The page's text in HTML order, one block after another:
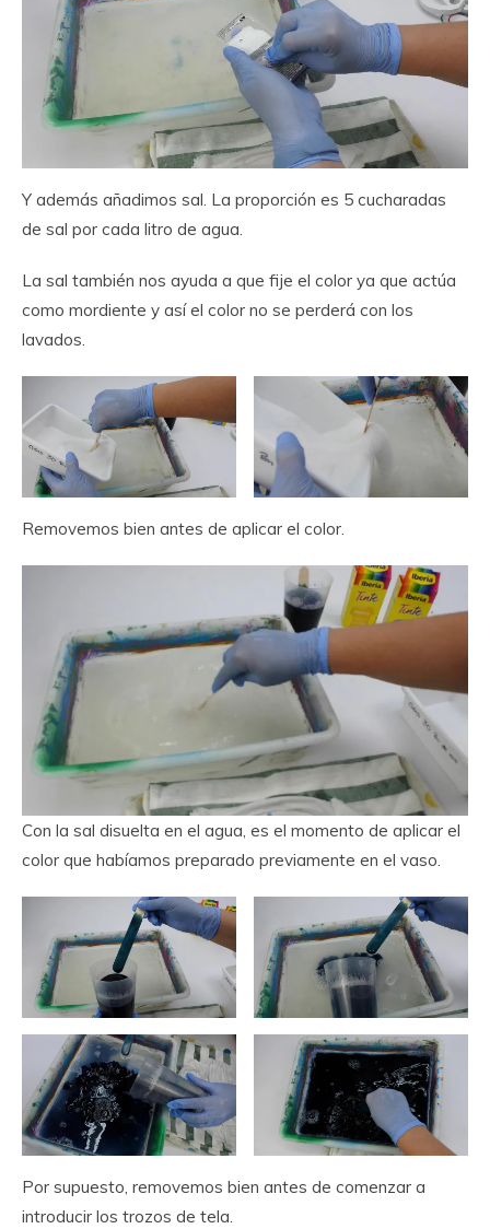
Y además añadimos sal. La proporción es 5 cucharadas
de sal por cada litro de agua.
La sal también nos ayuda a que fije el color ya que actúa
como mordiente y así el color no se perderá con los
lavados.
Removemos bien antes de aplicar el color.
Con la sal disuelta en el agua, es el momento de aplicar el
color que habíamos preparado previamente en el vaso.
Por supuesto, removemos bien antes de comenzar a
introducir los trozos de tela.